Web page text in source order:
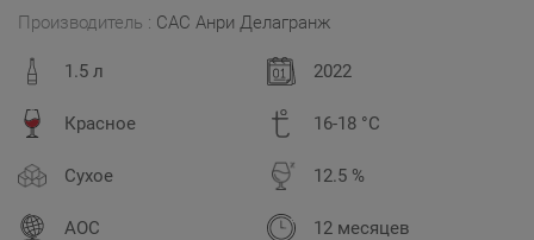
Производитель : САС Анри Делагранж
1.5 л 2022
Красное 16-18 °C
Сухое 12.5 %
AOC 12 месяцев